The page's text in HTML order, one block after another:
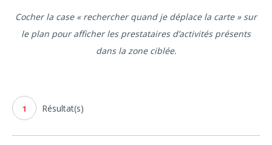
Cocher la case « rechercher quand je déplace la carte » sur
le plan pour afficher les prestataires d’activités présents
dans la zone ciblée.
1 Résultat(s)